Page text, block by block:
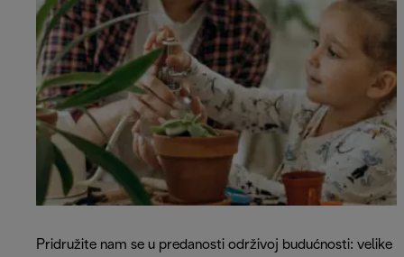
Pridružite nam se u predanosti održivoj budućnosti: velike